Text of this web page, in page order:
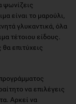
ψωνίζεις
είναι το μαρούλι,
γλυκαντικά, όλα
τέτοιου είδους.
επιτύχεις
να επιλέγεις
Αρκεί να